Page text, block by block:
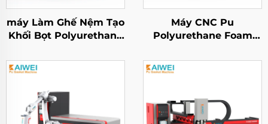
máy Làm Ghế Nệm Tạo
Khối Bọt Polyurethane
Polyurethane Dạng
Máy CNC Pu
Polyurethane Foam
Phun Niêm phong cho